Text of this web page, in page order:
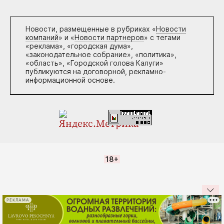
Новости, размещенные в рубриках «Новости
компаний» и «Новости партнеров» с тегами
«реклама», «городская дума»,
«законодательное собрание», «политика»,
«область», «Городской голова Калуги»
публикуются на договорной, рекламно-
информационной основе.
18+
РЕКЛАМА